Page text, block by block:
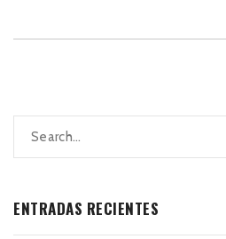
ENTRADAS RECIENTES